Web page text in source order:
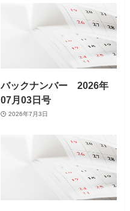
バックナンバー 2026年
07月03日号
2026年7月3日